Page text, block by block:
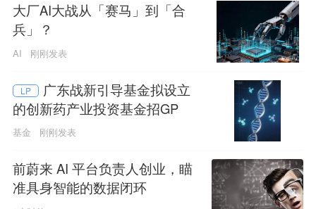
大厂AI大战从「赛马」到「合
兵」？
AI 刚刚发表
LP
广东战新引导基金拟设立
的创新药产业投资基金招GP
基金 刚刚发表
前蔚来 AI 平台负责人创业，瞄
准具身智能的数据闭环